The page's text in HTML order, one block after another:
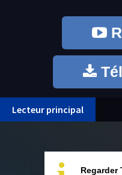
Lecteur principal
Regarder